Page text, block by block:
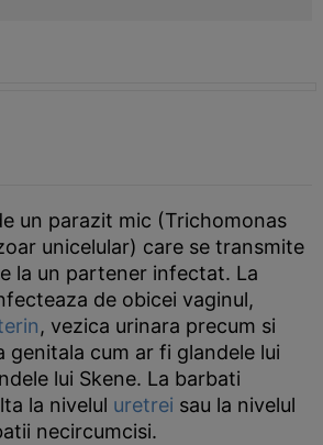
un parazit mic (Trichomonas
unicelular) care se transmite
la un partener infectat. La
de obicei vaginul,
, vezica urinara precum si
genitala cum ar fi glandele lui
lui Skene. La barbati
la nivelul uretrei sau la nivelul
necircumcisi.